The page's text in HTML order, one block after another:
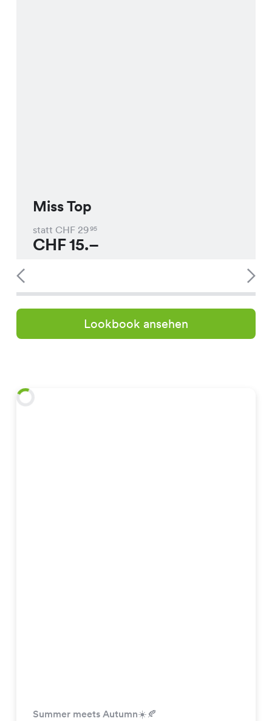
Miss Top
statt CHF 2995
CHF15.–
Lookbook ansehen
Summer meets Autumn☀️🍂